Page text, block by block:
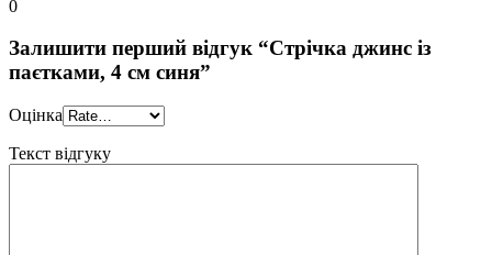
0
Залишити перший відгук “Стрічка джинс із
паєтками, 4 см синя”
Оцінка
Текст відгуку